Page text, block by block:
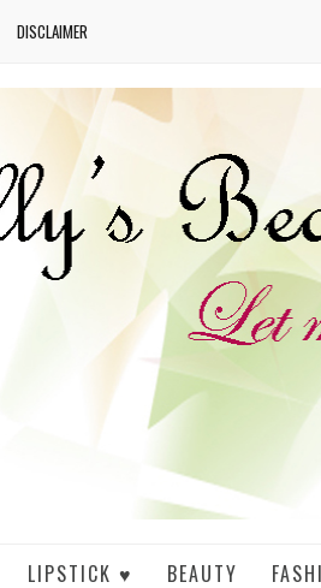
DISCLAIMER
LIPSTICK ♥ BEAUTY